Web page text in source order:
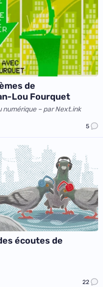
de
Lou Fourquet
numérique – par Next.ink
5
écoutes de
22